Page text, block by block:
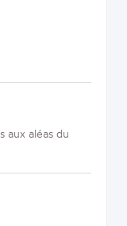
aux aléas du